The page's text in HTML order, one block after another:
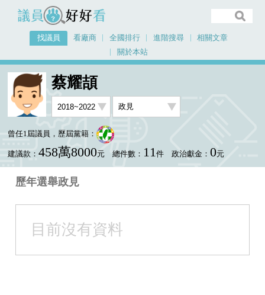
議員好好看
找議員 看廠商 全國排行 進階搜尋
相關文章
關於本站
首頁 找議員
蔡耀頡
曾任1屆議員，歷屆黨籍：
建議款： 458萬8000元 總件數： 11件 政治獻金： 0元
歷年選舉政見
目前沒有資料